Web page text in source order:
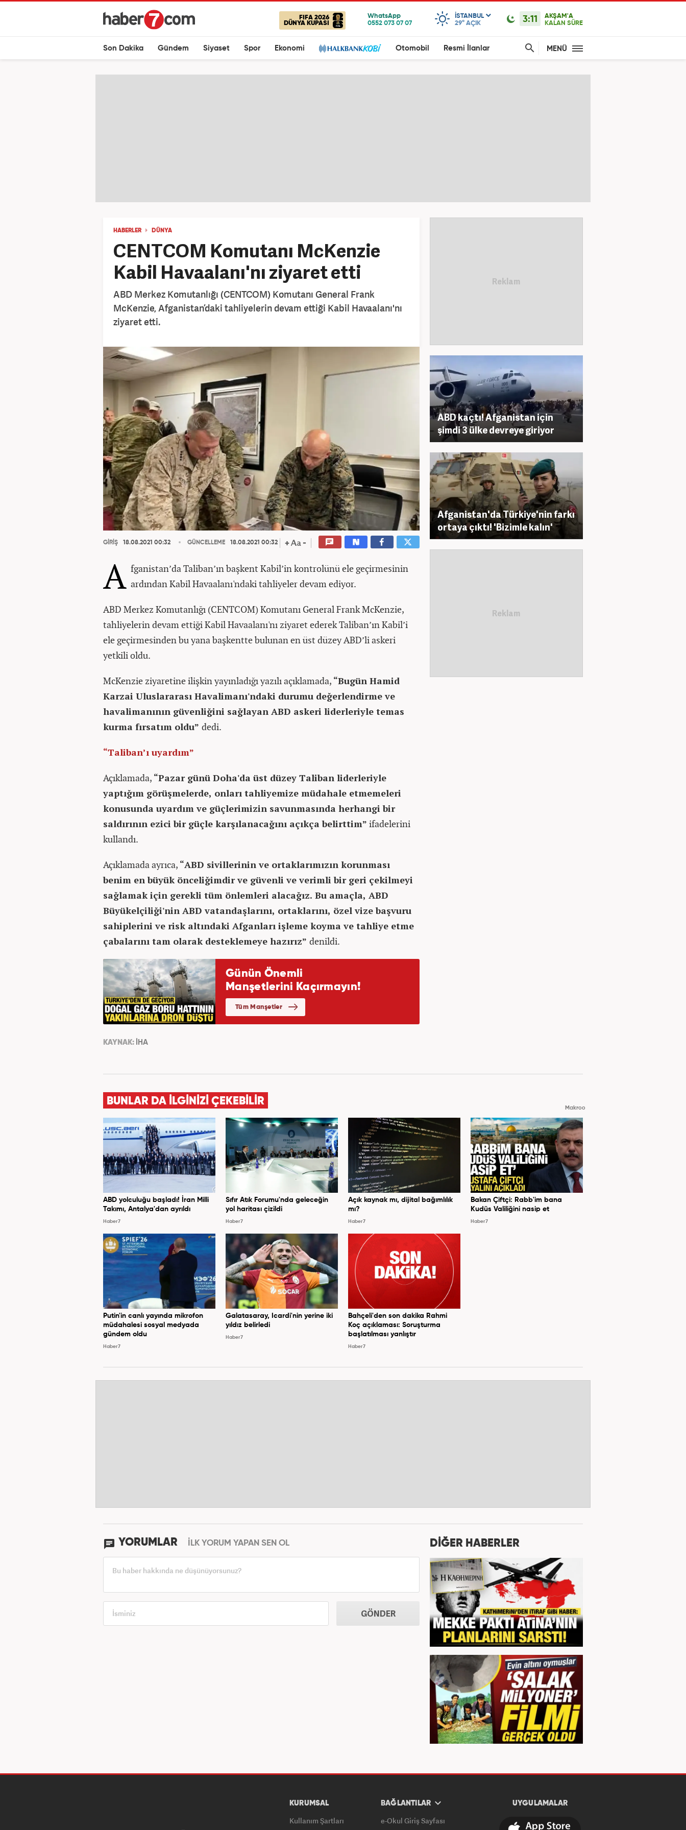
FIFA 2026
DÜNYA KUPASI
ISTANBUL
29° AÇIK 3:11
AKŞAM'A
KALAN SÜRE
Son Dakika Gündem Siyaset Spor Ekonomi Otomobil Resmi İlanlar MENÜ
HABERLER DÜNYA
CENTCOM Komutanı McKenzie
Kabil Havaalanı'nı ziyaret etti
ABD Merkez Komutanlığı (CENTCOM) Komutanı General Frank
McKenzie, Afganistan’daki tahliyelerin devam ettiği Kabil Havaalanı'nı
ziyaret etti.
GİRİŞ 18.08.2021 00:32 GÜNCELLEME 18.08.2021 00:32
A fganistan’da Taliban’ın başkent Kabil’in kontrolünü ele geçirmesinin
ardından Kabil Havaalanı'ndaki tahliyeler devam ediyor.
ABD Merkez Komutanlığı (CENTCOM) Komutanı General Frank McKenzie,
tahliyelerin devam ettiği Kabil Havaalanı'nı ziyaret ederek Taliban’ın Kabil’i
ele geçirmesinden bu yana başkentte bulunan en üst düzey ABD’li askeri
yetkili oldu.
McKenzie ziyaretine ilişkin yayınladığı yazılı açıklamada, “Bugün Hamid
Karzai Uluslararası Havalimanı'ndaki durumu değerlendirme ve
havalimanının güvenliğini sağlayan ABD askeri liderleriyle temas
kurma fırsatım oldu” dedi.
“Taliban’ı uyardım”
Açıklamada, “Pazar günü Doha'da üst düzey Taliban liderleriyle
yaptığım görüşmelerde, onları tahliyemize müdahale etmemeleri
konusunda uyardım ve güçlerimizin savunmasında herhangi bir
saldırının ezici bir güçle karşılanacağını açıkça belirttim” ifadelerini
kullandı.
Açıklamada ayrıca, “ABD sivillerinin ve ortaklarımızın korunması
benim en büyük önceliğimdir ve güvenli ve verimli bir geri çekilmeyi
sağlamak için gerekli tüm önlemleri alacağız. Bu amaçla, ABD
Büyükelçiliği'nin ABD vatandaşlarını, ortaklarını, özel vize başvuru
sahiplerini ve risk altındaki Afganları işleme koyma ve tahliye etme
çabalarını tam olarak desteklemeye hazırız” denildi.
KAYNAK: İHA
ABD kaçtı! Afganistan için
şimdi 3 ülke devreye giriyor
Afganistan'da Türkiye'nin farkı
ortaya çıktı! 'Bizimle kalın'
BUNLAR DA İLGİNİZİ ÇEKEBİLİR
Makroo
ABD yolculuğu başladı! İran Milli
Takımı, Antalya'dan ayrıldı
Haber7
Sıfır Atık Forumu'nda geleceğin
yol haritası çizildi
Haber7
Açık kaynak mı, dijital bağımlılık
mı?
Haber7
Bakan Çiftçi: Rabb'im bana
Kudüs Valiliğini nasip et
Haber7
Putin'in canlı yayında mikrofon
müdahalesi sosyal medyada
gündem oldu
Haber7
Galatasaray, Icardi'nin yerine iki
yıldız belirledi
Haber7
Bahçeli'den son dakika Rahmi
Koç açıklaması: Soruşturma
başlatılması yanlıştır
Haber7
YORUMLAR İLK YORUM YAPAN SEN OL
GÖNDER
DİĞER HABERLER
KURUMSAL
Kullanım Şartları
BAĞLANTILAR
e-Okul Giriş Sayfası
UYGULAMALAR